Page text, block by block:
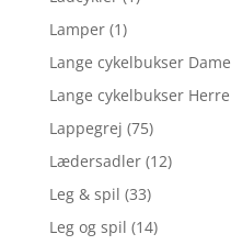
Lamper (1)
Lange cykelbukser Dame
Lange cykelbukser Herre
Lappegrej (75)
Lædersadler (12)
Leg & spil (33)
Leg og spil (14)